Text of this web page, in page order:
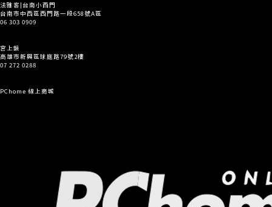
法雅客|台南小西門
台南市中西區西門路一段658號A區
06 303 0909
宮上韻
高雄市新興區球庭路79號2樓
07 272 0288
PChome 線上商城